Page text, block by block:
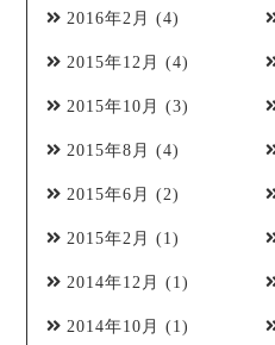
2016年2月 (4)
2015年12月 (4)
2015年10月 (3)
2015年8月 (4)
2015年6月 (2)
2015年2月 (1)
2014年12月 (1)
2014年10月 (1)